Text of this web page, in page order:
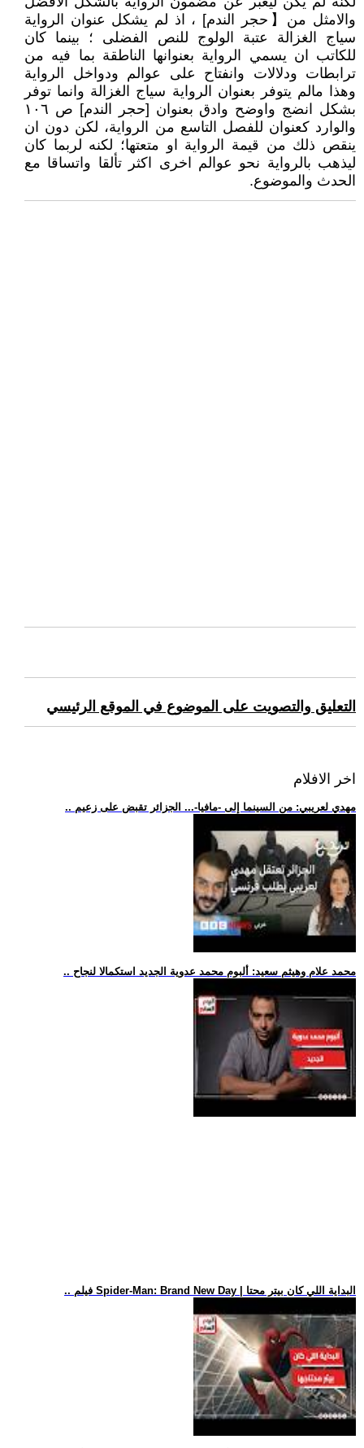
والامثل من【حجر الندم] ، اذ لم يشكل عنوان الرواية
سياج الغزالة عتبة الولوج للنص الفضلى ؛ بينما كان
للكاتب ان يسمي الرواية بعنوانها الناطقة بما فيه من
ترابطات ودلالات وانفتاح على عوالم ودواخل الرواية
وهذا مالم يتوفر بعنوان الرواية سياج الغزالة وانما توفر
بشكل انضج واوضح وادق بعنوان [حجر الندم] ص ١٠٦
والوارد كعنوان للفصل التاسع من الرواية، لكن دون ان
ينقص ذلك من قيمة الرواية او متعتها؛ لكنه لربما كان
ليذهب بالرواية نحو عوالم اخرى اكثر تألقا واتساقا مع
الحدث والموضوع.
التعليق والتصويت على الموضوع في الموقع الرئيسي
اخر الافلام
.. مهدي لعريبي: من السينما إلى -مافيا-... الجزائر تقبض على زعيم
.. محمد علام وهيثم سعيد: ألبوم محمد عدوية الجديد استكمالا لنجاح
.. فيلم Spider-Man: Brand New Day | البداية اللي كان بيتر محتا